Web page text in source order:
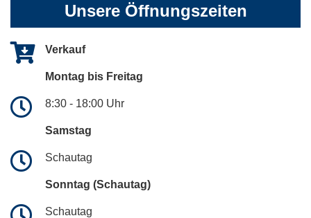
Unsere Öffnungszeiten
Verkauf
Montag bis Freitag
8:30 - 18:00 Uhr
Samstag
Schautag
Sonntag (Schautag)
Schautag